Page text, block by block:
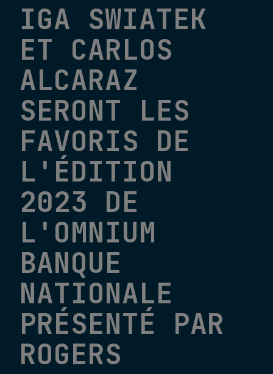
IGA SWIATEK
ET CARLOS
ALCARAZ
SERONT LES
FAVORIS DE
L'ÉDITION
2023 DE
L'OMNIUM
BANQUE
NATIONALE
PRÉSENTÉ PAR
ROGERS